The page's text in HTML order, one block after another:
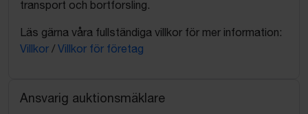
transport och bortforsling.
Läs gärna våra fullständiga villkor för mer information:
Villkor / Villkor för företag
Ansvarig auktionsmäklare